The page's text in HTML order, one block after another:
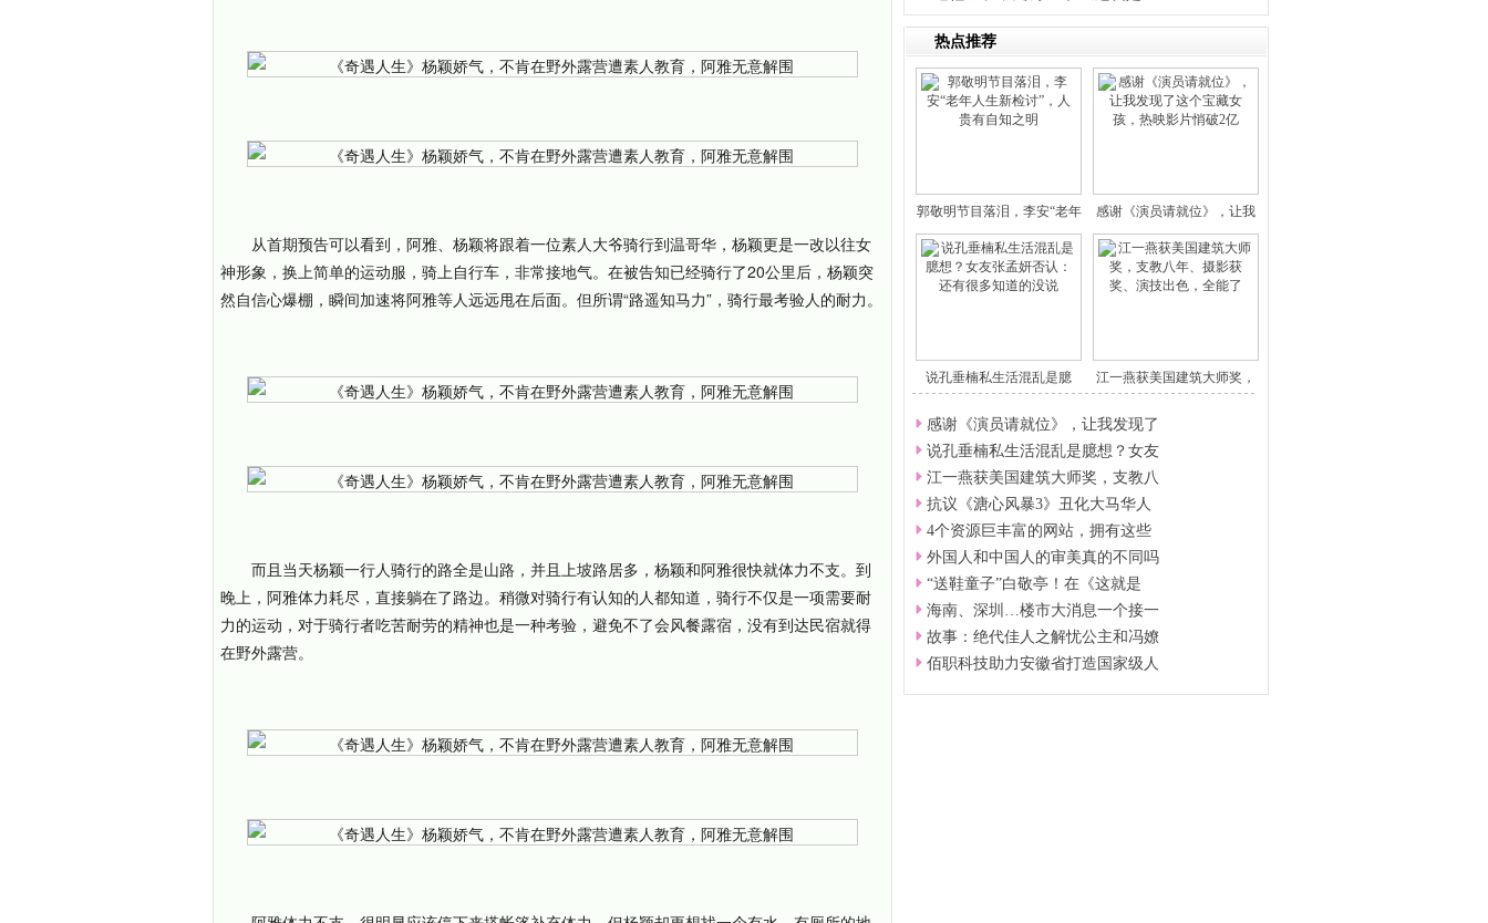
从首期预告可以看到，阿雅、杨颖将跟着一位素人大爷骑行到温哥华，杨颖更是一改以往女
神形象，换上简单的运动服，骑上自行车，非常接地气。在被告知已经骑行了20公里后，杨颖突
然自信心爆棚，瞬间加速将阿雅等人远远甩在后面。但所谓“路遥知马力”，骑行最考验人的耐力。
而且当天杨颖一行人骑行的路全是山路，并且上坡路居多，杨颖和阿雅很快就体力不支。到
晚上，阿雅体力耗尽，直接躺在了路边。稍微对骑行有认知的人都知道，骑行不仅是一项需要耐
力的运动，对于骑行者吃苦耐劳的精神也是一种考验，避免不了会风餐露宿，没有到达民宿就得
在野外露营。
热点推荐
郭敬明节目落泪，李安“老年
人生
感谢《演员请就位》，让我
发现了
说孔垂楠私生活混乱是臆
江一燕获美国建筑大师奖，
感谢《演员请就位》，让我发现了
说孔垂楠私生活混乱是臆想？女友
江一燕获美国建筑大师奖，支教八
抗议《溏心风暴3》丑化大马华人
4个资源巨丰富的网站，拥有这些
外国人和中国人的审美真的不同吗
“送鞋童子”白敬亭！在《这就是
海南、深圳…楼市大消息一个接一
故事：绝代佳人之解忧公主和冯嫽
佰职科技助力安徽省打造国家级人